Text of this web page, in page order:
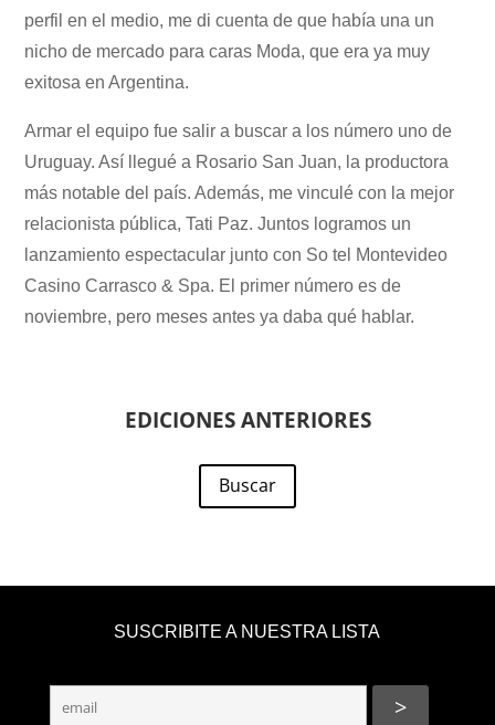
perfil en el medio, me di cuenta de que había una un
nicho de mercado para caras Moda, que era ya muy
exitosa en Argentina.
Armar el equipo fue salir a buscar a los número uno de
Uruguay. Así llegué a Rosario San Juan, la productora
más notable del país. Además, me vinculé con la mejor
relacionista pública, Tati Paz. Juntos logramos un
lanzamiento espectacular junto con So tel Montevideo
Casino Carrasco & Spa. El primer número es de
noviembre, pero meses antes ya daba qué hablar.
EDICIONES ANTERIORES
Buscar
SUSCRIBITE A NUESTRA LISTA